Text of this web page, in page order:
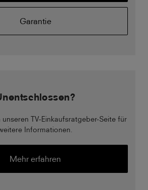
Garantie
TV-Einkaufsratgeber-Seite für
Informationen.
Mehr erfahren